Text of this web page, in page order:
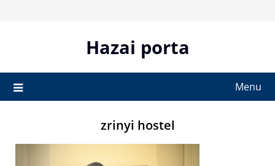
Hazai porta
Menu
zrinyi hostel